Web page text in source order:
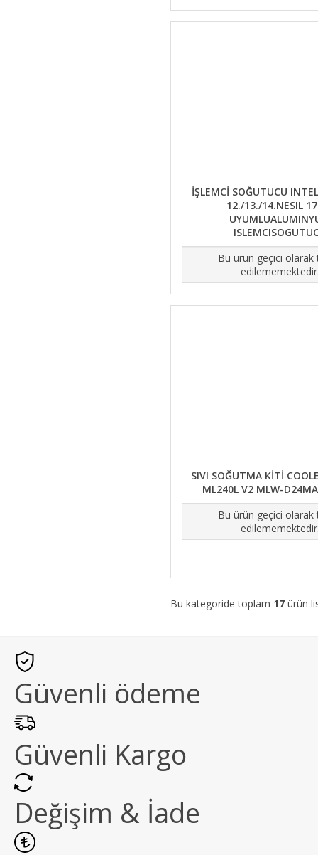
İŞLEMCİ SOĞUTUCU
12./13./14.NESIL
Bu ürün geçici olarak
SIVI SOĞUTMA KİTİ
ML240L V2 MLW-
Bu ürün geçici olarak
Bu kategoride toplam 17 ürün
Güvenli ödeme
Güvenli Kargo
Değişim & İade